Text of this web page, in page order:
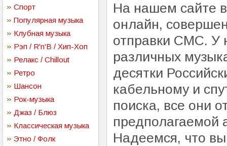
Спорт
Популярная музыка
Клубная музыка
Рэп / R'n'B / Хип-Хоп
Релакс / Chillout
Ретро
Шансон
Рок-музыка
Джаз / Блюз
Классическая музыка
Этно / Фолк
На нашем сайте
онлайн,
отправки СМС. У
различных
десятки
кабельному и
поиска, все они
предполагаемой
Надеемся, что